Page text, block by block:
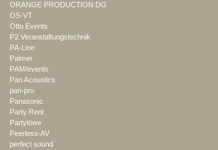
ORANGE PRODUCTION DG
OS-VT
Otto Events
P2 Veranstaltungstechnik
PA-Line
Palmer
PAM/events
Pan Acoustics
pan-pro
Panasonic
Party Rent
Partylöwe
Peerless-AV
perfect sound